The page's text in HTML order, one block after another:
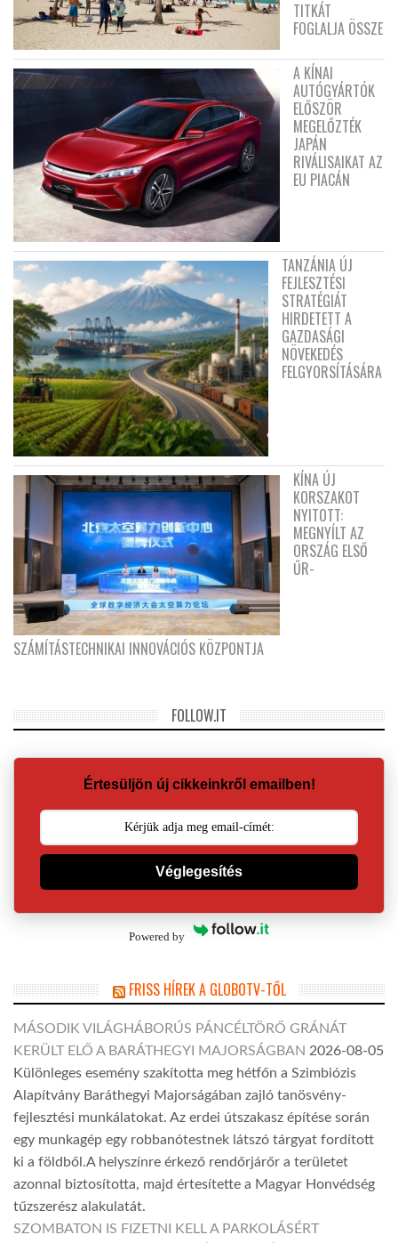
TITKÁT
FOGLALJA ÖSSZE
A KÍNAI
AUTÓGYÁRTÓK
ELŐSZÖR
MEGELŐZTÉK
JAPÁN
RIVÁLISAIKAT AZ
EU PIACÁN
TANZÁNIA ÚJ
FEJLESZTÉSI
STRATÉGIÁT
HIRDETETT A
GAZDASÁGI
NÖVEKEDÉS
FELGYORSÍTÁSÁRA
KÍNA ÚJ
KORSZAKOT
NYITOTT:
MEGNYÍLT AZ
ORSZÁG ELSŐ
ŰR-
SZÁMÍTÁSTECHNIKAI INNOVÁCIÓS KÖZPONTJA
FOLLOW.IT
Értesüljön új cikkeinkről emailben!
Véglegesítés
Powered by
FRISS HÍREK A GLOBOTV-TŐL
MÁSODIK VILÁGHÁBORÚS PÁNCÉLTÖRŐ GRÁNÁT
KERÜLT ELŐ A BARÁTHEGYI MAJORSÁGBAN 2026-08-05
Különleges esemény szakította meg hétfőn a Szimbiózis
Alapítvány Baráthegyi Majorságában zajló tanösvény-
fejlesztési munkálatokat. Az erdei útszakasz építése során
egy munkagép egy robbanótestnek látszó tárgyat fordított
ki a földből.A helyszínre érkező rendőrjárőr a területet
azonnal biztosította, majd értesítette a Magyar Honvédség
tűzszerész alakulatát.
SZOMBATON IS FIZETNI KELL A PARKOLÁSÉRT